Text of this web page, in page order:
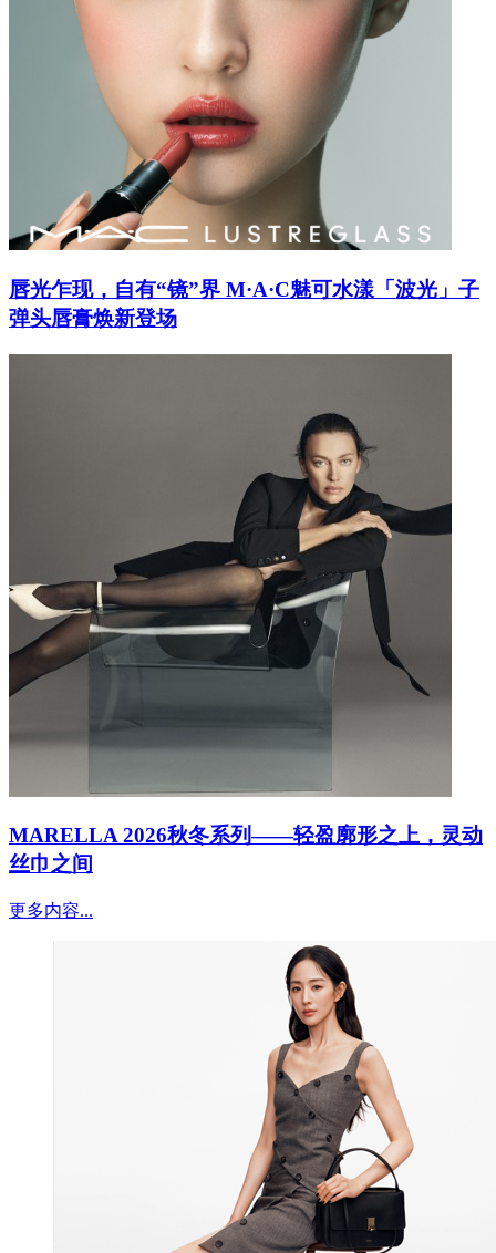
唇光乍现，自有“镜”界 M·A·C魅可水漾「波光」子
弹头唇膏焕新登场
MARELLA 2026秋冬系列——轻盈廓形之上，灵动
丝巾之间
更多内容...